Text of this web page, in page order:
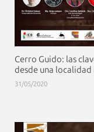
Cerro Guido: las
desde una localidad
31/05/2020